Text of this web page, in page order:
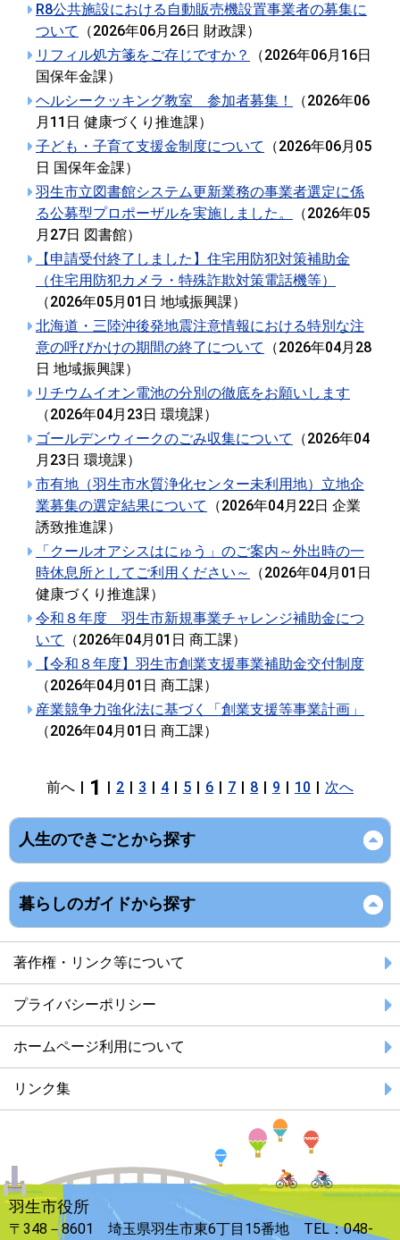
R8公共施設における自動販売機設置事業者の募集に
ついて
（2026年06月26日 財政課）
リフィル処方箋をご存じですか？
（2026年06月16日
国保年金課）
ヘルシークッキング教室 参加者募集！
（2026年06
月11日 健康づくり推進課）
子ども・子育て支援金制度について
（2026年06月05
日 国保年金課）
羽生市立図書館システム更新業務の事業者選定に係
る公募型プロポーザルを実施しました。
（2026年05
月27日 図書館）
【申請受付終了しました】住宅用防犯対策補助金
（住宅用防犯カメラ・特殊詐欺対策電話機等）
（2026年05月01日 地域振興課）
北海道・三陸沖後発地震注意情報における特別な注
意の呼びかけの期間の終了について
（2026年04月28
日 地域振興課）
リチウムイオン電池の分別の徹底をお願いします
（2026年04月23日 環境課）
ゴールデンウィークのごみ収集について
（2026年04
月23日 環境課）
市有地（羽生市水質浄化センター未利用地）立地企
業募集の選定結果について
（2026年04月22日 企業
誘致推進課）
「クールオアシスはにゅう」のご案内～外出時の一
時休息所としてご利用ください～
（2026年04月01日
健康づくり推進課）
令和８年度 羽生市新規事業チャレンジ補助金につ
いて
（2026年04月01日 商工課）
【令和８年度】羽生市創業支援事業補助金交付制度
（2026年04月01日 商工課）
産業競争力強化法に基づく「創業支援等事業計画」
（2026年04月01日 商工課）
前へ | 1 | 2 | 3 | 4 | 5 | 6 | 7 | 8 | 9 | 10 | 次へ
人生のできごとから探す
暮らしのガイドから探す
著作権・リンク等について
プライバシーポリシー
ホームページ利用について
リンク集
羽生市役所
〒348－8601 埼玉県羽生市東6丁目15番地 TEL：048-